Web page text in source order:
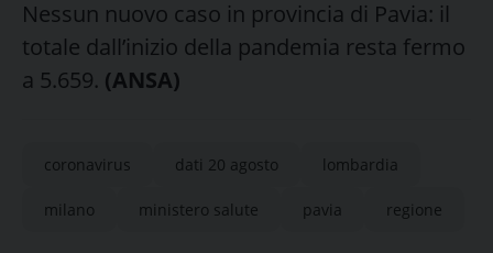
Nessun nuovo caso in provincia di Pavia: il
totale dall’inizio della pandemia resta fermo
a 5.659. (ANSA)
coronavirus dati 20 agosto lombardia
milano ministero salute pavia regione